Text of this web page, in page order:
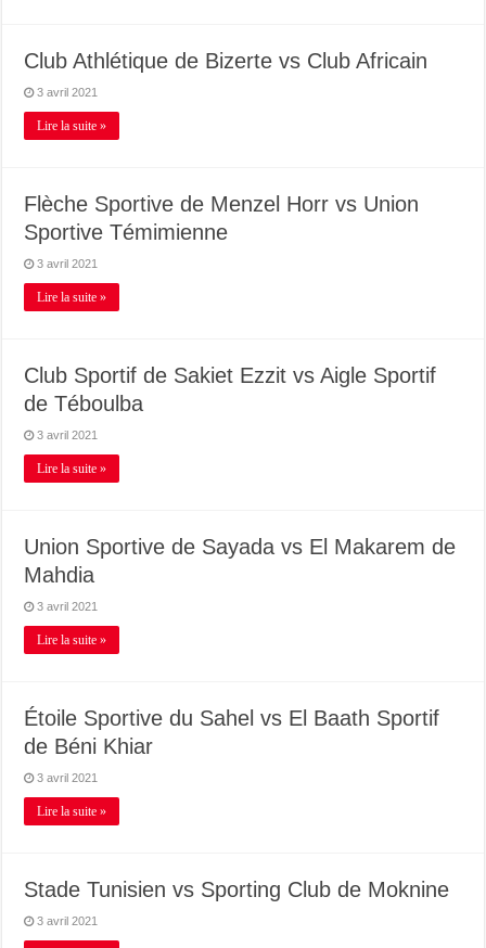
Club Athlétique de Bizerte vs Club Africain
3 avril 2021
Lire la suite »
Flèche Sportive de Menzel Horr vs Union
Sportive Témimienne
3 avril 2021
Lire la suite »
Club Sportif de Sakiet Ezzit vs Aigle Sportif
de Téboulba
3 avril 2021
Lire la suite »
Union Sportive de Sayada vs El Makarem de
Mahdia
3 avril 2021
Lire la suite »
Étoile Sportive du Sahel vs El Baath Sportif
de Béni Khiar
3 avril 2021
Lire la suite »
Stade Tunisien vs Sporting Club de Moknine
3 avril 2021